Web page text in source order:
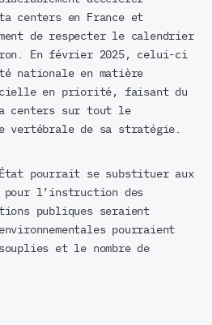
centers en France et
de respecter le calendrier
En février 2025, celui-ci
nationale en matière
en priorité, faisant du
centers sur tout le
de sa stratégie.
pourrait se substituer aux
l’instruction des
publiques seraient
pourraient
et le nombre de